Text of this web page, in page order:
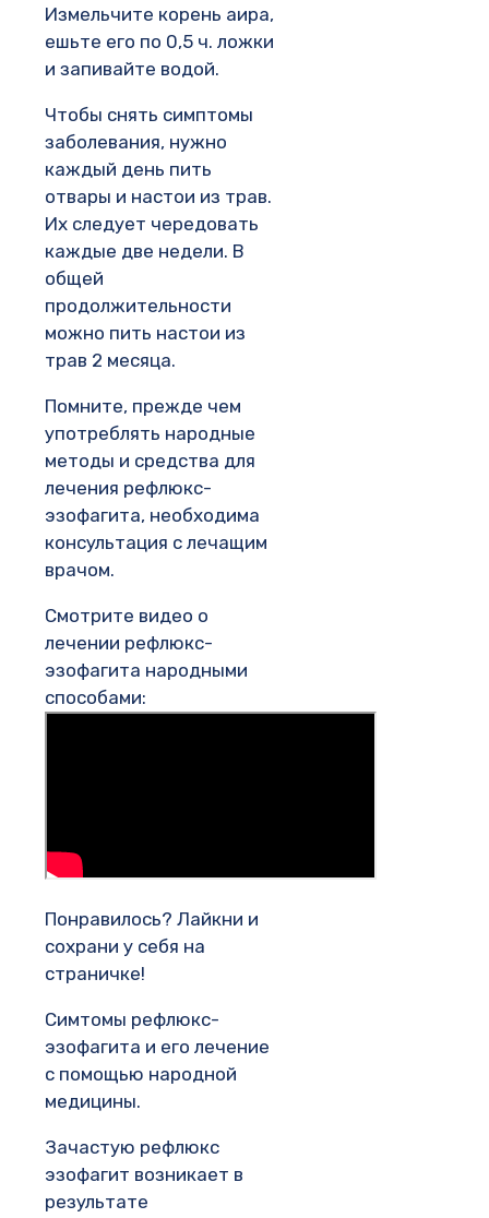
Измельчите корень аира,
ешьте его по 0,5 ч. ложки
и запивайте водой.
Чтобы снять симптомы
заболевания, нужно
каждый день пить
отвары и настои из трав.
Их следует чередовать
каждые две недели. В
общей
продолжительности
можно пить настои из
трав 2 месяца.
Помните, прежде чем
употреблять народные
методы и средства для
лечения рефлюкс-
эзофагита, необходима
консультация с лечащим
врачом.
Смотрите видео о
лечении рефлюкс-
эзофагита народными
способами:
Понравилось? Лайкни и
сохрани у себя на
страничке!
Симтомы рефлюкс-
эзофагита и его лечение
с помощью народной
медицины.
Зачастую рефлюкс
эзофагит возникает в
результате